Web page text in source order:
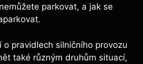
parkovat, a jak se
o pravidlech silničního provozu
také různým druhům situací,